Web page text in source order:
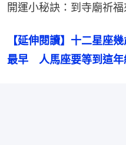
開運小秘訣：到寺廟祈福
【延伸閱讀】十二星座
最早　人馬座要等到這年